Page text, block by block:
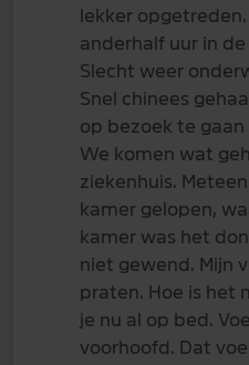
lekker
anderhalf uur in
Slecht weer
Snel chinees
op bezoek te gaan
We komen wat
ziekenhuis.
kamer gelopen,
kamer was het
niet gewend. Mijn
praten. Hoe is het
je nu al op bed.
voorhoofd. Dat